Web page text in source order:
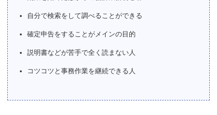
自分で検索をして調べることができる
確定申告をすることがメインの目的
説明書などが苦手で全く読まない人
コツコツと事務作業を継続できる人